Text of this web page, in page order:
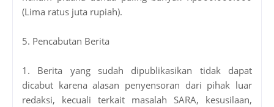
(Lima ratus juta rupiah).
5. Pencabutan Berita
1. Berita yang sudah dipublikasikan tidak dapat
dicabut karena alasan penyensoran dari pihak luar
redaksi, kecuali terkait masalah SARA, kesusilaan,